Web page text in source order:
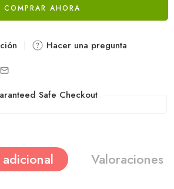
COMPRAR AHORA
Hacer una pregunta
Safe Checkout
Valoraciones